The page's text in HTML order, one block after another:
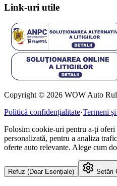
Link-uri utile
Copyright © 2026 WOW Auto
Politică confidențialitate·Termeni
Folosim cookie-uri pentru a-ți oferi
personalizată, pentru a analiza
oferte auto relevante. Alege cum
Refuz (Doar Esențiale) Setări